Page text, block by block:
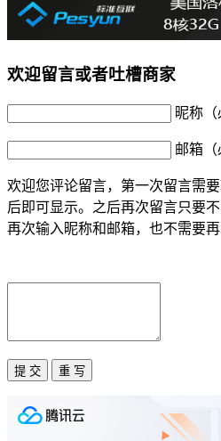
欢迎留言或者吐槽商家
昵称（
邮箱（
欢迎您评论留言，第一次留言需
后即可显示。之后再次留言只要
再次输入昵称和邮箱，也不需要再